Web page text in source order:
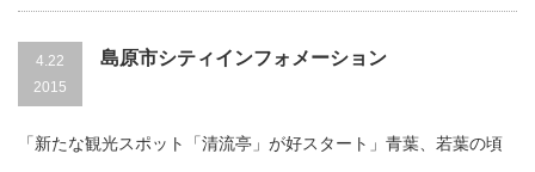
4.22
2015
島原市シティインフォメーション
「新たな観光スポット「清流亭」が好スタート」青葉、若葉の頃